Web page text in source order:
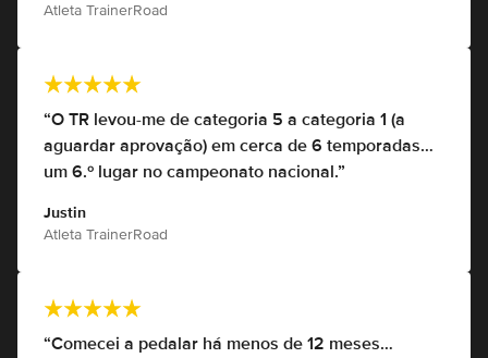
Atleta TrainerRoad
“O TR levou-me de categoria 5 a categoria 1 (a
aguardar aprovação) em cerca de 6 temporadas…
um 6.º lugar no campeonato nacional.”
Justin
Atleta TrainerRoad
“Comecei a pedalar há menos de 12 meses…